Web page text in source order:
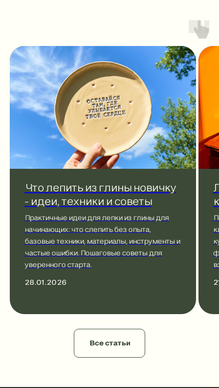
Что лепить из глины новичку
- идеи, техники и советы
Практичные идеи для лепки из глины для
начинающих: что слепить без опыта,
базовые техники, материалы, инструменты и
частые ошибки. Пошаговые советы для
уверенного старта.
28.01.2026
Все статьи